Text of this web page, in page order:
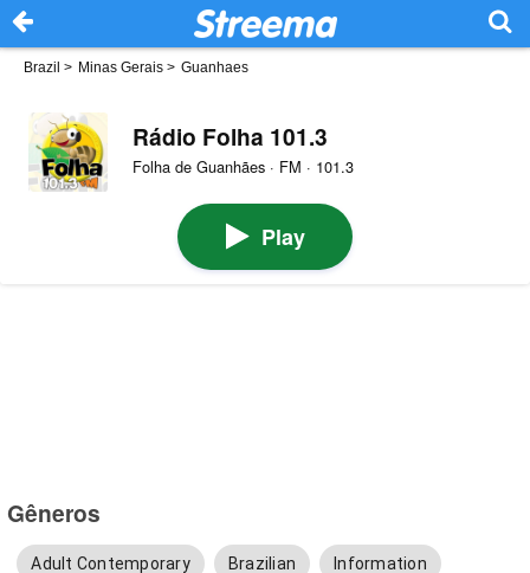
Brazil > Minas Gerais > Guanhaes
Rádio Folha 101.3
Folha de Guanhães · FM · 101.3
Play
Gêneros
Adult Contemporary Brazilian Information